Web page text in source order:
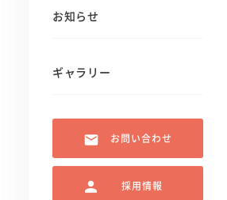
お知らせ
ギャラリー
お問い合わせ
採用情報